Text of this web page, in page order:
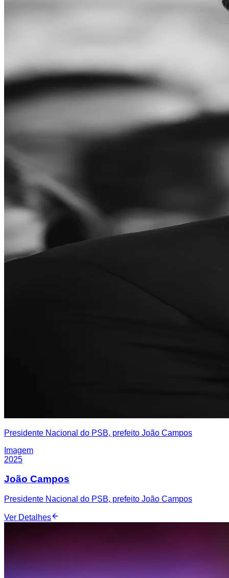
Presidente Nacional do PSB, prefeito João Campos
Imagem
2025
João Campos
Presidente Nacional do PSB, prefeito João Campos
Ver Detalhes